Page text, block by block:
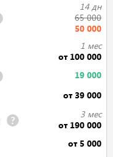
14 дн
65 000
50 000
1 мес
от 100 000
19 000
от 39 000
3 мес
от 190 000
от 5 000